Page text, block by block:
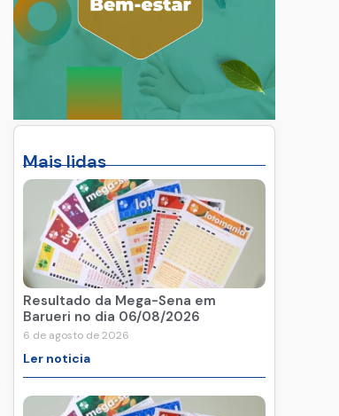
Mais lidas
Resultado da Mega-Sena em
Barueri no dia 06/08/2026
6 de agosto de 2026
Ler noticia